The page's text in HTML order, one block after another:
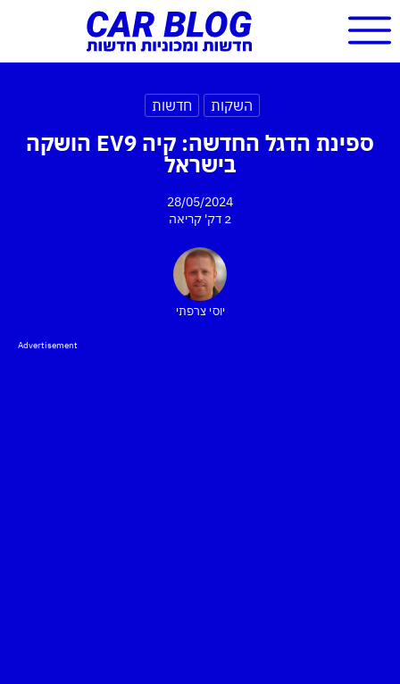
השקות חדשות
ספינת הדגל החדשה: קיה EV9 הושקה
בישראל
28/05/2024
2 דק'
קריאה
יוסי צרפתי
Advertisement